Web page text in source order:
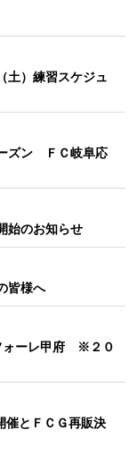
土）練習スケジュ
ズン ＦＣ岐阜応
始のお知らせ
皆様へ
ォーレ甲府 ※２０
催とＦＣＧ再販決